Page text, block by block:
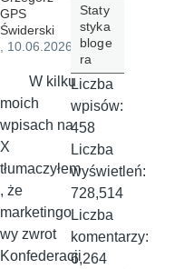
GPS
Świderski
, 10.06.2026
W kilku
moich
wpisach na
X
tłumaczyłem
, że
marketingo
wy zwrot
Konfederacji
Staty
styka
bloge
ra
Liczba
wpisów:
458
Liczba
wyświetleń:
728,514
Liczba
komentarzy:
6,264